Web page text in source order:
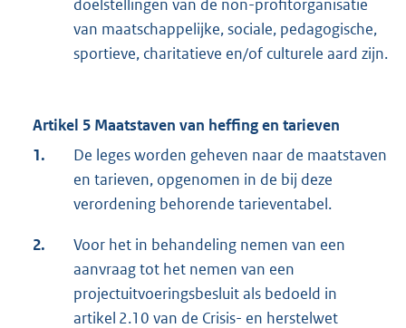
doelstellingen van de non-profitorganisatie
van maatschappelijke, sociale, pedagogische,
sportieve, charitatieve en/of culturele aard zijn.
Artikel 5 Maatstaven van heffing en tarieven
1.
De leges worden geheven naar de maatstaven
en tarieven, opgenomen in de bij deze
verordening behorende tarieventabel.
2.
Voor het in behandeling nemen van een
aanvraag tot het nemen van een
projectuitvoeringsbesluit als bedoeld in
artikel 2.10 van de Crisis- en herstelwet